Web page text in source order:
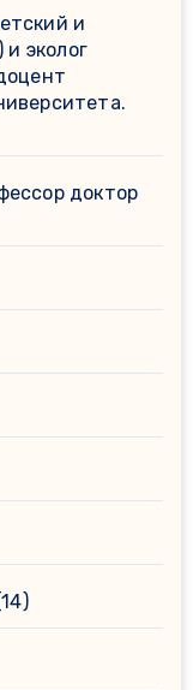
и
и эколог
доктор